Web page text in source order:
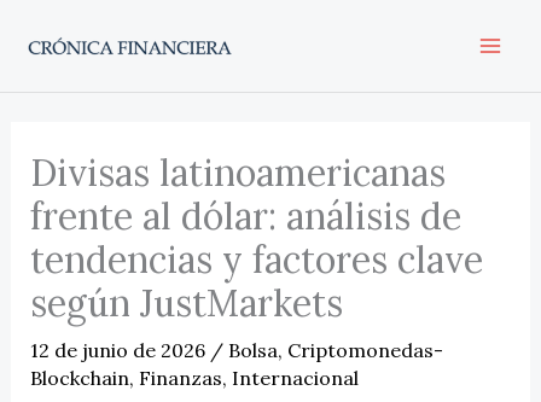
Divisas latinoamericanas
frente al dólar: análisis de
tendencias y factores clave
según JustMarkets
12 de junio de 2026 / Bolsa, Criptomonedas-
Blockchain, Finanzas, Internacional